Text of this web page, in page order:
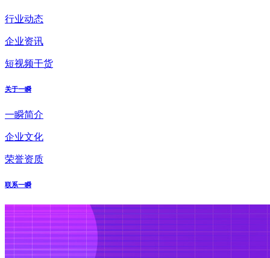
行业动态
企业资讯
短视频干货
关于一瞬
一瞬简介
企业文化
荣誉资质
联系一瞬